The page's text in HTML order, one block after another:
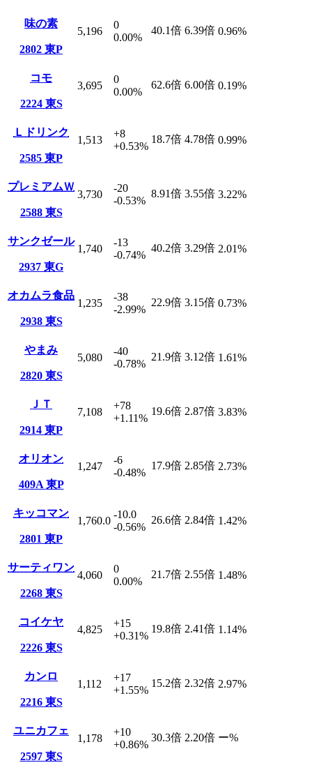
味の素
2802 東P
5,196
0
0.00%
40.1倍 6.39倍 0.96%
コモ
2224 東S
3,695
0
0.00%
62.6倍 6.00倍 0.19%
Ｌドリンク
2585 東P
1,513
+8
+0.53%
18.7倍 4.78倍 0.99%
プレミアムＷ
2588 東S
3,730
-20
-0.53%
8.91倍 3.55倍 3.22%
サンクゼール
2937 東G
1,740
-13
-0.74%
40.2倍 3.29倍 2.01%
オカムラ食品
2938 東S
1,235
-38
-2.99%
22.9倍 3.15倍 0.73%
やまみ
2820 東S
5,080
-40
-0.78%
21.9倍 3.12倍 1.61%
ＪＴ
2914 東P
7,108
+78
+1.11%
19.6倍 2.87倍 3.83%
オリオン
409A 東P
1,247
-6
-0.48%
17.9倍 2.85倍 2.73%
キッコマン
2801 東P
1,760.0
-10.0
-0.56%
26.6倍 2.84倍 1.42%
サーティワン
2268 東S
4,060
0
0.00%
21.7倍 2.55倍 1.48%
コイケヤ
2226 東S
4,825
+15
+0.31%
19.8倍 2.41倍 1.14%
カンロ
2216 東S
1,112
+17
+1.55%
15.2倍 2.32倍 2.97%
ユニカフェ
2597 東S
1,178
+10
+0.86%
30.3倍 2.20倍 ー%